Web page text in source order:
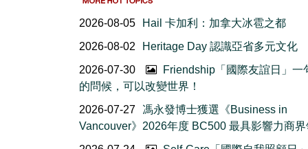
2026-08-05
Hail 卡加利：加拿大冰雹之都
2026-08-02
Heritage Day 認識亞省多元文化
2026-07-30
Friendship「國際友誼日」一
的問候，可以改變世界！
2026-07-27
馮永發博士獲選《Business in
Vancouver》2026年度 BC500 最具影響力商